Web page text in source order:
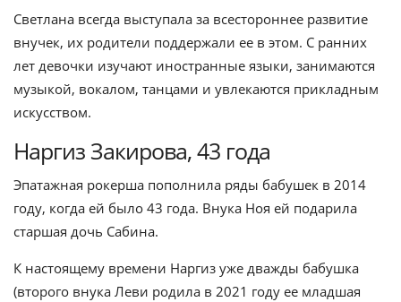
Светлана всегда выступала за всестороннее развитие
внучек, их родители поддержали ее в этом. С ранних
лет девочки изучают иностранные языки, занимаются
музыкой, вокалом, танцами и увлекаются прикладным
искусством.
Наргиз Закирова, 43 года
Эпатажная рокерша пополнила ряды бабушек в 2014
году, когда ей было 43 года. Внука Ноя ей подарила
старшая дочь Сабина.
К настоящему времени Наргиз уже дважды бабушка
(второго внука Леви родила в 2021 году ее младшая